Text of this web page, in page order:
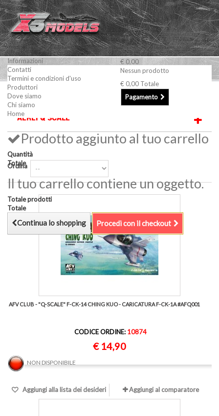
Informazioni
Contatti
Termini e condizioni d'uso
Produttori
Dove siamo
Chi siamo
Home
€ 0,00
Nessun prodotto
€ 0,00 Totale
Pagamento
Prodotto aggiunto al tuo carrello
Quantità
Totale
Il tuo carrello contiene un oggetto.
Totale prodotti
Totale
Continua lo shopping Procedi con il checkout
Aerei Q scale
AEREI Q SCALE
Ordina
AFV CLUB - "Q-SCALE" F-CK-14 CHING KUO - CARICATURA F-CK-1A #AFQ001
CODICE ORDINE: 10874
€ 14,90
NON DISPONIBILE
Aggiungi alla lista dei desideri Aggiungi al comparatore